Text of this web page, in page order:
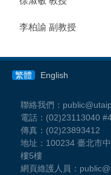
李柏諭 副教授
繁體 English
聯絡我們：
電話：(02)23113040
傳真：(02)23893412
地址：100234 臺北市
樓5樓
網頁維護人員：